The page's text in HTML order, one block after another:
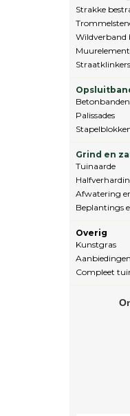
Strakke
Wildverband
Straatklinkers
Betonbanden
Palissades
Grind en
Tuinaarde
Afwatering
Beplantings
Overig
Kunstgras
Aanbiedingen
Compleet